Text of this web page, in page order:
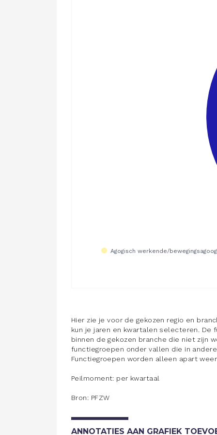
Hier zie je voor de gekozen regio en
kun je jaren en kwartalen selecteren.
binnen de gekozen branche die niet zijn
functiegroepen onder vallen die in
Functiegroepen worden alleen apart
Peilmoment: per kwartaal
Bron: PFZW
ANNOTATIES AAN GRAFIEK